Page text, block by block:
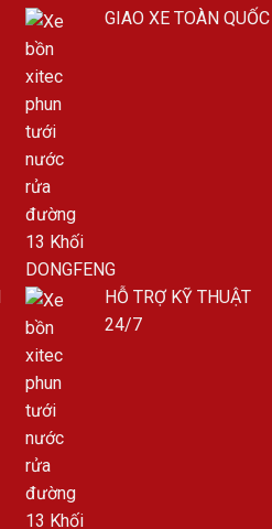
GIAO XE TOÀN QUỐC
HỖ TRỢ KỸ THUẬT
24/7